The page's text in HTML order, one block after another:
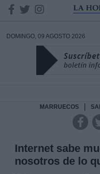
DOMINGO, 09 AGOSTO 2026
MARRUECOS
Internet sabe
nosotros de lo
DATOS
Responsable: